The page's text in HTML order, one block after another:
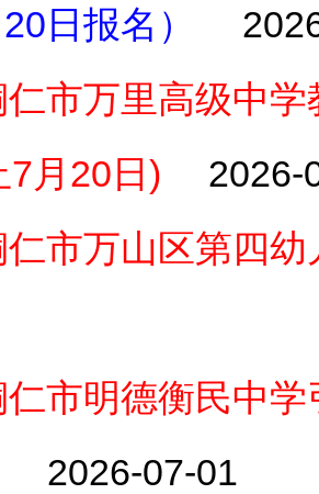
日报名）
市万里高级中
7月20日)
2026-
市万山区第四
市明德衡民中
2026-07-01